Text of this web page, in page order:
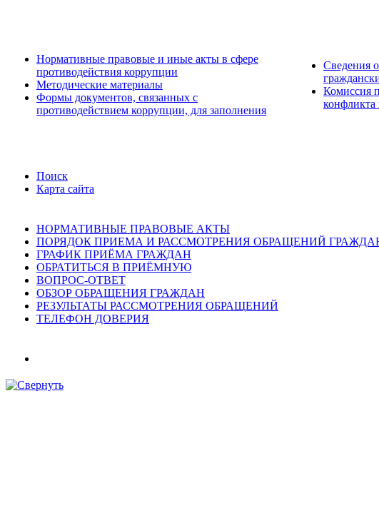
Нормативные правовые и иные акты в сфере
противодействия коррупции
Методические материалы
Формы документов, связанных с
противодействием коррупции, для заполнения
Сведения
Комиссия
конфликта
Поиск
Карта сайта
НОРМАТИВНЫЕ ПРАВОВЫЕ АКТЫ
ПОРЯДОК ПРИЕМА И РАССМОТРЕНИЯ ОБРАЩЕНИЙ
ГРАФИК ПРИЁМА ГРАЖДАН
ОБРАТИТЬСЯ В ПРИЁМНУЮ
ВОПРОС-ОТВЕТ
ОБЗОР ОБРАЩЕНИЯ ГРАЖДАН
РЕЗУЛЬТАТЫ РАССМОТРЕНИЯ ОБРАЩЕНИЙ
ТЕЛЕФОН ДОВЕРИЯ